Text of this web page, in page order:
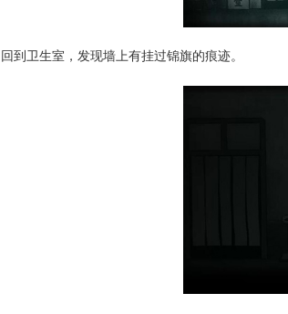
回到卫生室，发现墙上有挂过锦旗的痕迹。